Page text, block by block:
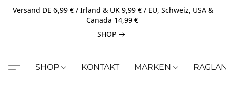
Versand DE 6,99 € / Irland & UK 9,99 € / EU, Schweiz, USA &
Canada 14,99 €
SHOP
SHOP KONTAKT MARKEN